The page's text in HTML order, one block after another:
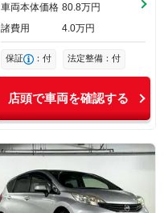
車両本体価格 80 8万円
諸費用
4 0万円
保証 ：付 法定整備：付
店頭で車両を確認する